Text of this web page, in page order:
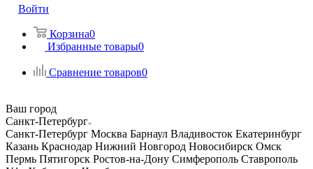
Войти
Корзина0
Избранные товары0
Сравнение товаров0
Ваш город
Санкт-Петербург
Санкт-Петербург Москва Барнаул Владивосток Екатеринбург
Казань Краснодар Нижний Новгород Новосибирск Омск
Пермь Пятигорск Ростов-на-Дону Симферополь Ставрополь